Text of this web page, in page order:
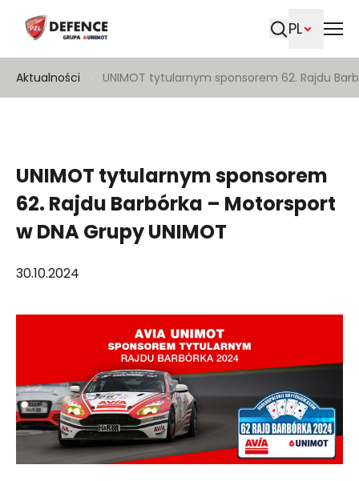
PL
Aktualności UNIMOT tytularnym sponsorem 62. Rajdu
UNIMOT tytularnym sponsorem
62. Rajdu Barbórka – Motorsport
w DNA Grupy UNIMOT
30.10.2024